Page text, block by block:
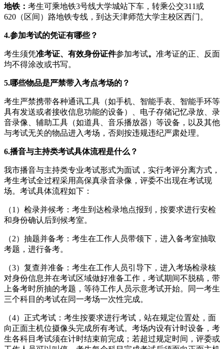
地铁： 考生可乘地铁3号线大学城站下车，转乘公交311或
620（区间）路地铁专线，到达天津师范大学主校区西门。
4.参加考试的凭证有哪些？
考生须凭准考证、有效身份证件参加考试。 准考证的正、反面
均不得涂改或书写。
5.哪些物品是严禁带入考点考场的？
考生严禁携带各种通讯工具（如手机、智能手表、智能手环等
具有发送或者接收信息功能的设备）、电子存储记忆录放、录
音录像、辅助工具（如道具、音乐播放器）等设备，以及其他
与考试无关的物品进入考场，否则按违规违纪严肃处理。
6.播音与主持类考试具体流程是什么？
我市播音与主持类专业考试形式为面试，实行考评分离方式，
考生考试全过程采用高保真录音录像，评委不出现在考试现
场。考试具体流程如下：
（1）检录并候考：考生到达检录地点报到，按要求进行安检
和身份确认后到候考室。
（2）抽题并备考：考生在工作人员带领下，进入备考室抽取
考题，进行备考。
（3）复查并准备：考生在工作人员引导下，进入考场检录核
对身份信息并在考试区域做好准备工作，考试期间不脱稿，带
上备考时所抽的考题，等待工作人员示意考试开始。同一考生
三个科目的考试在同一考场一次性完成。
（4）正式考试：考生按要求进行考试，站在规定位置处，面
向正面主机位摄像头完成所有考试。考场内设有计时设备，考
生各科目考试须在计时结束前完成；若超过规定时间，评委或